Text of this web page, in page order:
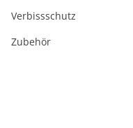
Verbissschutz
Zubehör